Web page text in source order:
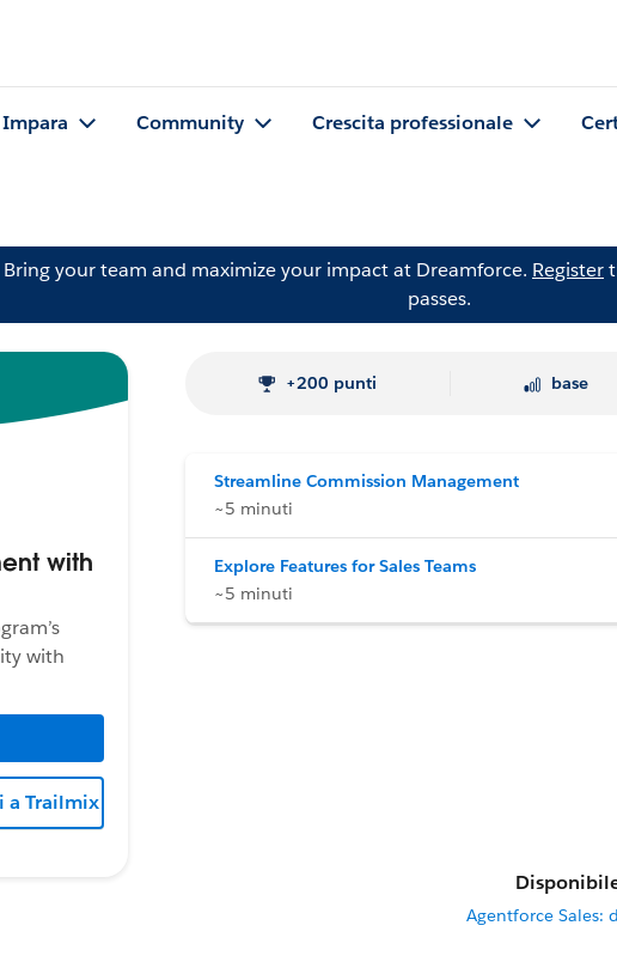
Impara Community Crescita professionale
Bring your team and maximize your impact at Dreamforce. Register
passes.
with
with
a Trailmix
+200 punti base
Streamline Commission Management
~5 minuti
Explore Features for Sales Teams
~5 minuti
Agentforce Sales: